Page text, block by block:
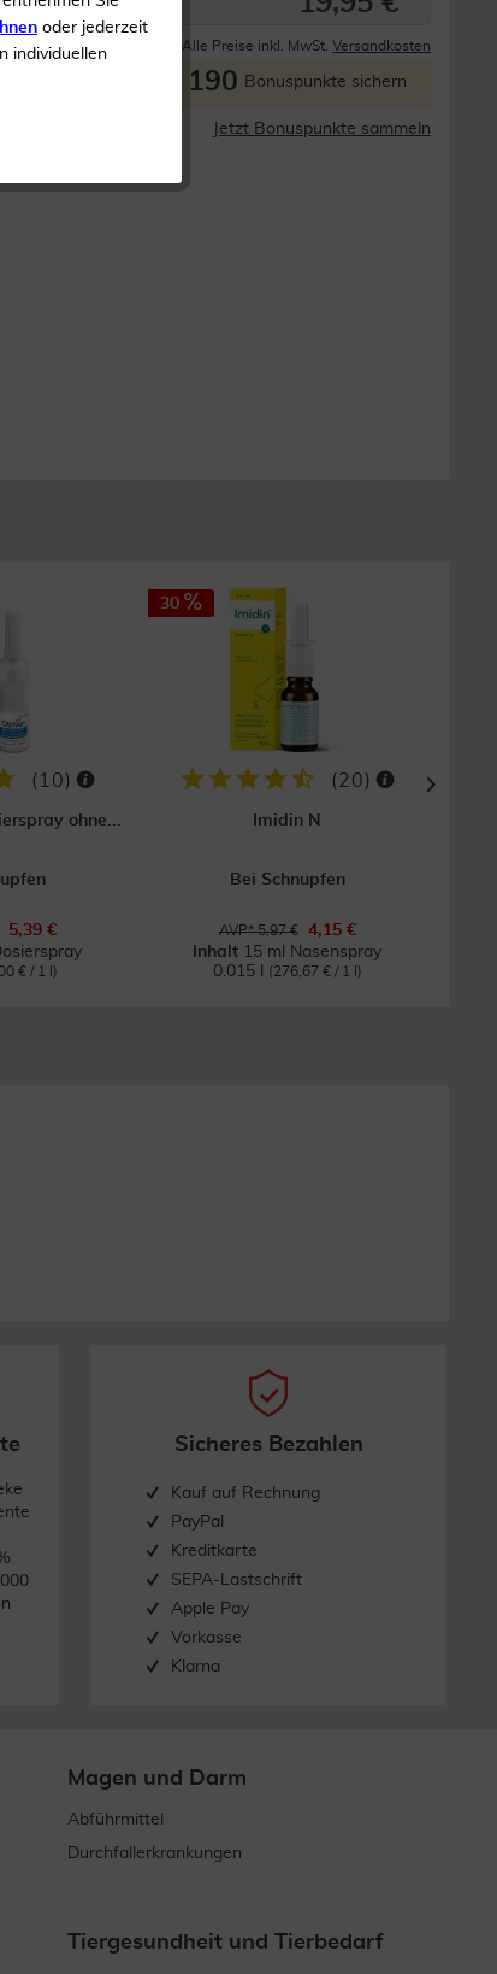
nicht lieferbar Alle Preise inkl. MwSt. Versandkosten
190 Bonuspunkte sichern
Jetzt Bonuspunkte sammeln
( 10)
ohne...
5,39 €
€ / 1 l)
30
(20)
Imidin N
Bei Schnupfen
AVP* 5,97 €
4,15 €
Inhalt 15 ml Nasenspray
0.015 l
(276,67 € / 1 l)
Sicheres Bezahlen
Kauf auf Rechnung
PayPal
Kreditkarte
SEPA-Lastschrift
Apple Pay
Vorkasse
Klarna
Magen und Darm
Abführmittel
Durchfallerkrankungen
Tiergesundheit und Tierbedarf
oder jederzeit
individuellen